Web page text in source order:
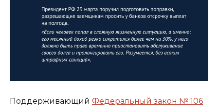
Поддерживающий Федеральный закон № 106